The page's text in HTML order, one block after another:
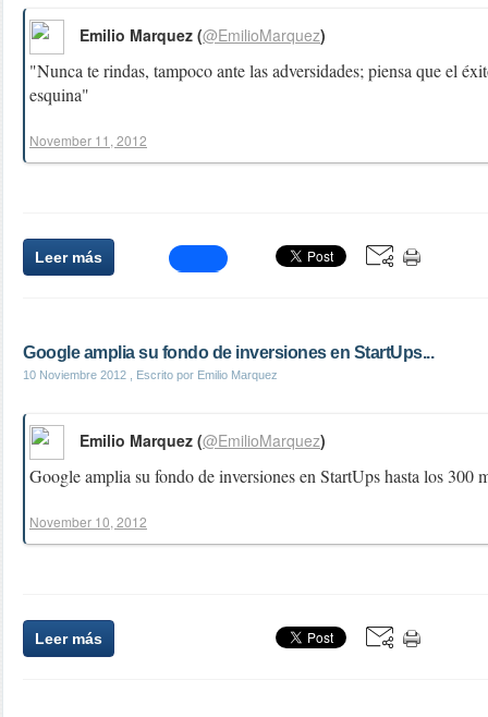
"Nunca te rindas, tampoco ante las adversidades; piensa que el
esquina"
Emilio Marquez (@EmilioMarquez)
November 11, 2012
Leer más
Google amplia su fondo de inversiones en StartUps...
10 Noviembre 2012 , Escrito por Emilio Marquez
Google amplia su fondo de inversiones en StartUps hasta los 300
Emilio Marquez (@EmilioMarquez)
November 10, 2012
Leer más